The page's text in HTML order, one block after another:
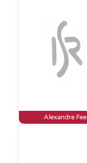
Alexandre Fee